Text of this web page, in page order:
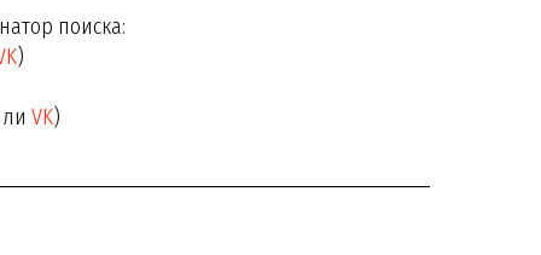
поиска:
)
VK)